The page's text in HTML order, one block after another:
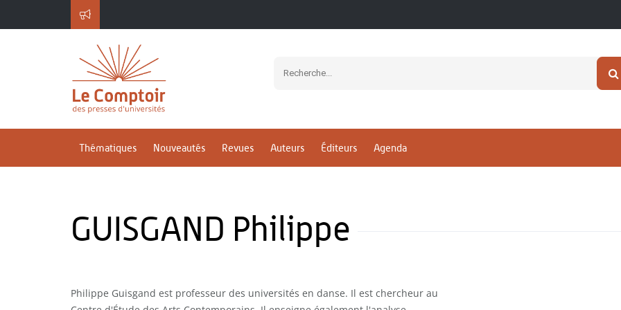
Thématiques Nouveautés Revues Auteurs Éditeurs Agenda
GUISGAND Philippe
Philippe Guisgand est professeur des universités en danse. Il est chercheur au